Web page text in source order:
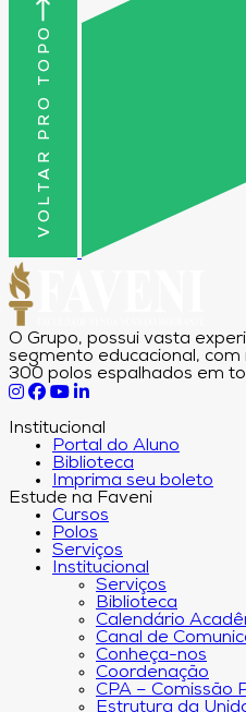
VOLTAR PRO TOPO
O Grupo, possui vasta
segmento educacional,
300 polos espalhados em
Institucional
Portal do Aluno
Biblioteca
Imprima seu boleto
Estude na Faveni
Cursos
Polos
Serviços
Institucional
Serviços
Biblioteca
Calendário
Canal de
Conheça-nos
Coordenação
CPA – Comissão
Estrutura da